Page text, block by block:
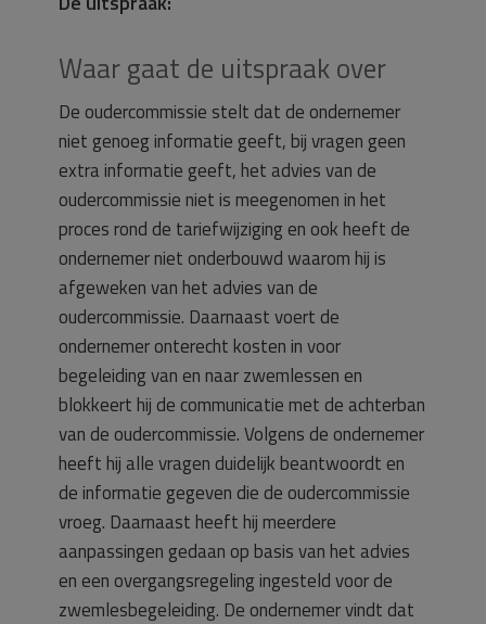
Waar gaat de uitspraak over
De oudercommissie stelt dat de ondernemer
niet genoeg informatie geeft, bij vragen geen
extra informatie geeft, het advies van de
oudercommissie niet is meegenomen in het
proces rond de tariefwijziging en ook heeft de
ondernemer niet onderbouwd waarom hij is
afgeweken van het advies van de
oudercommissie. Daarnaast voert de
ondernemer onterecht kosten in voor
begeleiding van en naar zwemlessen en
blokkeert hij de communicatie met de achterban
van de oudercommissie. Volgens de ondernemer
heeft hij alle vragen duidelijk beantwoordt en
de informatie gegeven die de oudercommissie
vroeg. Daarnaast heeft hij meerdere
aanpassingen gedaan op basis van het advies
en een overgangsregeling ingesteld voor de
zwemlesbegeleiding. De ondernemer vindt dat